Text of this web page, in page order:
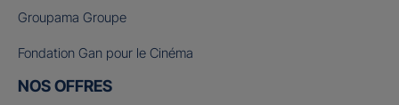
Groupama Groupe
Fondation Gan pour le Cinéma
NOS OFFRES